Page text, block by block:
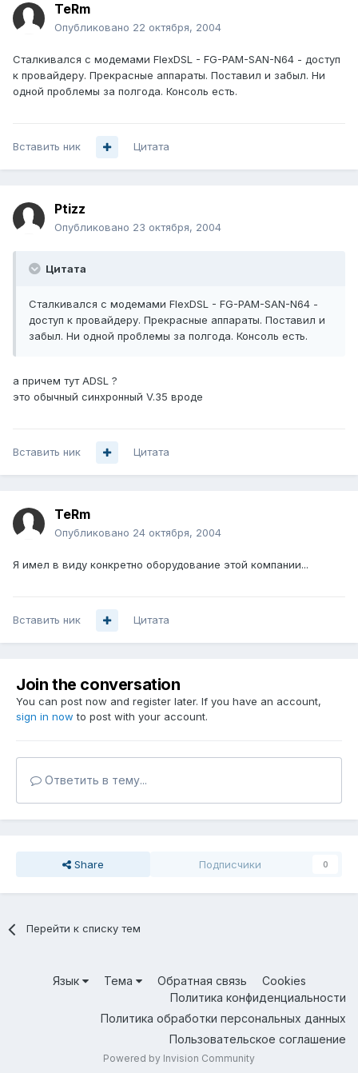
TeRm
Опубликовано 22 октября, 2004
Сталкивался с модемами FlexDSL - FG-PAM-SAN-N64 - доступ
к провайдеру. Прекрасные аппараты. Поставил и забыл. Ни
одной проблемы за полгода. Консоль есть.
Вставить ник Цитата
Ptizz
Опубликовано 23 октября, 2004
Цитата
Сталкивался с модемами FlexDSL - FG-PAM-SAN-N64 -
доступ к провайдеру. Прекрасные аппараты. Поставил и
забыл. Ни одной проблемы за полгода. Консоль есть.
а причем тут ADSL ?
это обычный синхронный V.35 вроде
Вставить ник Цитата
TeRm
Опубликовано 24 октября, 2004
Я имел в виду конкретно оборудование этой компании...
Вставить ник Цитата
Join the conversation
You can post now and register later. If you have an account,
sign in now to post with your account.
Ответить в тему...
Share Подписчики 0
Перейти к списку тем
Язык Тема Обратная связь
Cookies
Политика конфиденциальности
Политика обработки персональных данных
Пользовательское соглашение
Powered by Invision Community